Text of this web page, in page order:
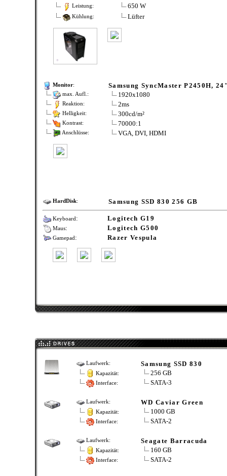
Leistung: 650 W
Kühlung: Lüfter
Monitor: Samsung SyncMaster P2450H,
max. Aufl.: 1920x1080
Reaktion: 2ms
Helligkeit: 300cd/m²
Kontrast: 70000:1
Anschlüsse: VGA, DVI, HDMI
HardDisk: Samsung SSD 830 256 GB
Keyboard: Logitech G19
Maus: Logitech G500
Gamepad: Razer Vespula
Laufwerk: Samsung SSD 830
Kapazität: 256 GB
Interface: SATA-3
Laufwerk: WD Caviar Green
Kapazität: 1000 GB
Interface: SATA-2
Laufwerk: Seagate Barracuda
Kapazität: 160 GB
Interface: SATA-2